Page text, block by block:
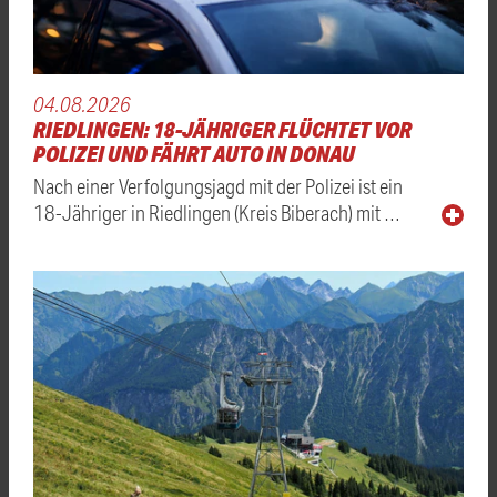
04.08.2026
RIEDLINGEN: 18-JÄHRIGER FLÜCHTET VOR
POLIZEI UND FÄHRT AUTO IN DONAU
Nach einer Verfolgungsjagd mit der Polizei ist ein
18-Jähriger in Riedlingen (Kreis Biberach) mit …